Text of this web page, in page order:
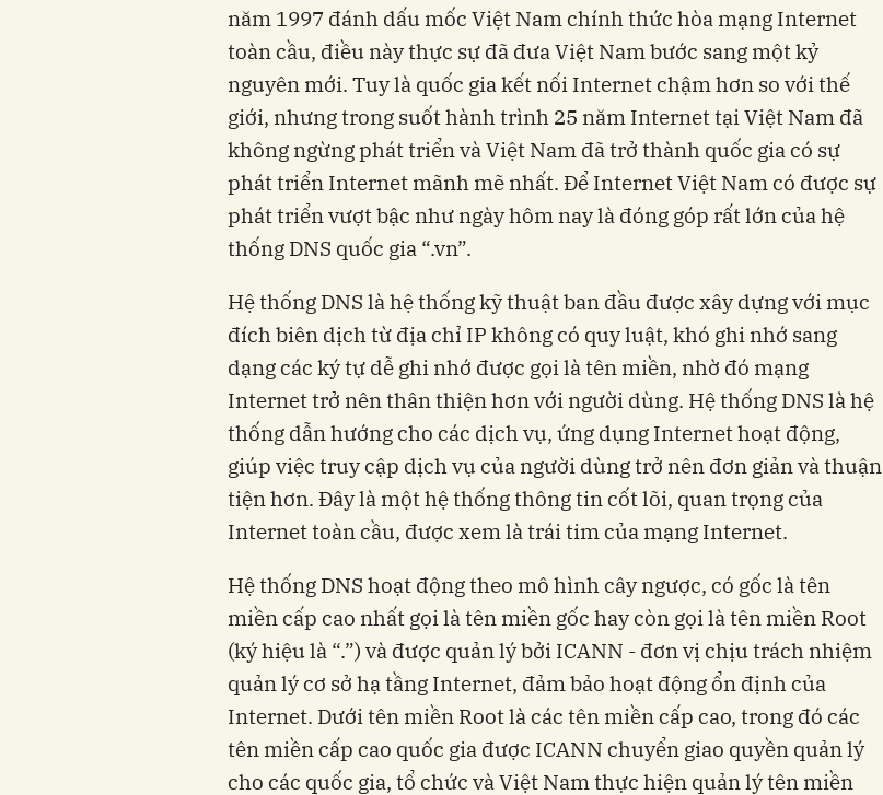
năm 1997 đánh dấu mốc Việt Nam chính thức hòa mạng Internet
toàn cầu, điều này thực sự đã đưa Việt Nam bước sang một kỷ
nguyên mới. Tuy là quốc gia kết nối Internet chậm hơn so với thế
giới, nhưng trong suốt hành trình 25 năm Internet tại Việt Nam đã
không ngừng phát triển và Việt Nam đã trở thành quốc gia có sự
phát triển Internet mãnh mẽ nhất. Để Internet Việt Nam có được sự
phát triển vượt bậc như ngày hôm nay là đóng góp rất lớn của hệ
thống DNS quốc gia “.vn”.
Hệ thống DNS là hệ thống kỹ thuật ban đầu được xây dựng với mục
đích biên dịch từ địa chỉ IP không có quy luật, khó ghi nhớ sang
dạng các ký tự dễ ghi nhớ được gọi là tên miền, nhờ đó mạng
Internet trở nên thân thiện hơn với người dùng. Hệ thống DNS là hệ
thống dẫn hướng cho các dịch vụ, ứng dụng Internet hoạt động,
giúp việc truy cập dịch vụ của người dùng trở nên đơn giản và thuận
tiện hơn. Đây là một hệ thống thông tin cốt lõi, quan trọng của
Internet toàn cầu, được xem là trái tim của mạng Internet.
Hệ thống DNS hoạt động theo mô hình cây ngược, có gốc là tên
miền cấp cao nhất gọi là tên miền gốc hay còn gọi là tên miền Root
(ký hiệu là “.”) và được quản lý bởi ICANN - đơn vị chịu trách nhiệm
quản lý cơ sở hạ tầng Internet, đảm bảo hoạt động ổn định của
Internet. Dưới tên miền Root là các tên miền cấp cao, trong đó các
tên miền cấp cao quốc gia được ICANN chuyển giao quyền quản lý
cho các quốc gia, tổ chức và Việt Nam thực hiện quản lý tên miền